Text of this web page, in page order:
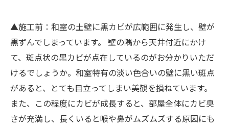
▲施工前：和室の土壁に黒カビが広範囲に発生し、壁が
黒ずんでしまっています。 壁の隅から天井付近にかけ
て、斑点状の黒カビが点在しているのがお分かりいただ
けるでしょうか。和室特有の淡い色合いの壁に黒い斑点
があると、とても目立ってしまい美観を損ねています。
また、この程度にカビが成長すると、部屋全体にカビ臭
さが充満し、長くいると喉や鼻がムズムズする原因にも